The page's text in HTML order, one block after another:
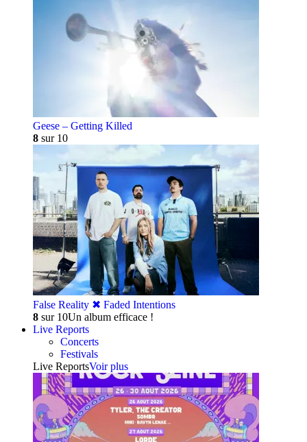
Geese – Getting Killed
8 sur 10
False Reality ✖︎ Faded Intentions
8 sur 10Un album efficace !
Live Reports
Concerts
Festivals
Live ReportsVoir plus